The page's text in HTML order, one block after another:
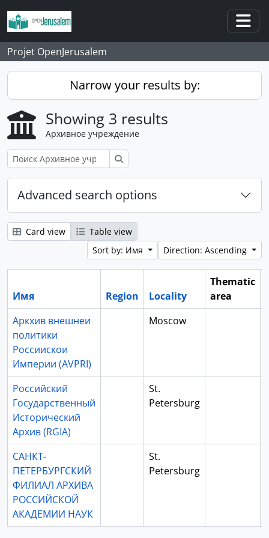
Skip to main content
Projet OpenJerusalem
Narrow your results by:
Showing 3 results
Архивное учреждение
Advanced search options
Card view
Table view
Sort by: Имя
Direction: Ascending
Имя Region Locality
Thematic
area
Аркхив внешнеи
политики
Россиискои
Империи (AVPRI)
Moscow
Российский
Государственный
Исторический
Архив (RGIA)
St.
Petersburg
САНКТ-
ПЕТЕРБУРГСКИЙ
ФИЛИАЛ АРХИВА
РОССИЙСКОЙ
АКАДЕМИИ НАУК
St.
Petersburg